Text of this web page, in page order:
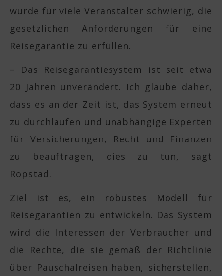
wurde für viele Veranstalter schwierig, die
gesetzlichen Anforderungen für eine
Reisegarantie zu erfüllen.
– Das Reisegarantiesystem ist seit etwa
20 Jahren unverändert. Ich glaube daher,
dass es an der Zeit ist, das System erneut
zu durchlaufen und unabhängige Experten
für Versicherungen, Recht und Finanzen
zu beauftragen, dies zu tun, sagt
Ropstad.
Ziel ist es, ein robustes Modell für
Reisegarantien zu entwickeln. Das System
wird die Interessen der Verbraucher und
die Rechte, die sie gemäß der Richtlinie
über Pauschalreisen haben, sicherstellen,